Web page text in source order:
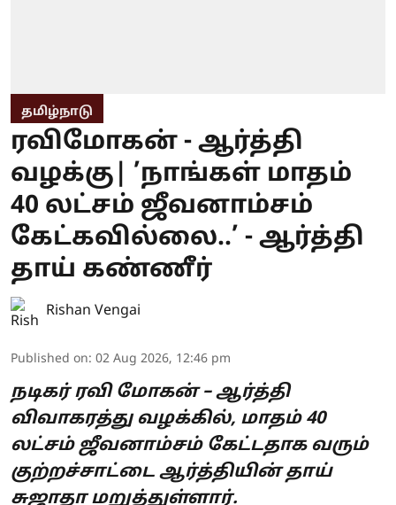
தமிழ்நாடு
ரவிமோகன் - ஆர்த்தி
வழக்கு| ’நாங்கள் மாதம்
40 லட்சம் ஜீவனாம்சம்
கேட்கவில்லை..’ - ஆர்த்தி
தாய் கண்ணீர்
Rishan Vengai
Published on: 02 Aug 2026, 12:46 pm
நடிகர் ரவி மோகன் – ஆர்த்தி
விவாகரத்து வழக்கில், மாதம் 40
லட்சம் ஜீவனாம்சம் கேட்டதாக வரும்
குற்றச்சாட்டை ஆர்த்தியின் தாய்
சுஜாதா மறுத்துள்ளார்.